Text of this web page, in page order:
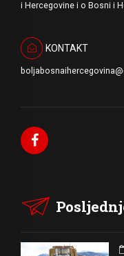
i Hercegovine i o Bosni i
KONTAKT